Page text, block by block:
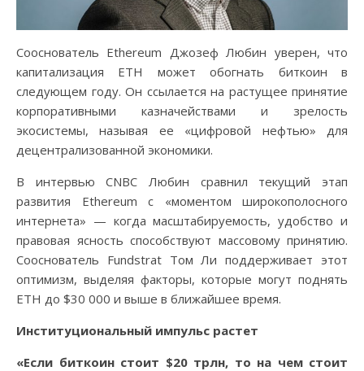
Сооснователь Ethereum Джозеф Любин уверен, что
капитализация ETH может обогнать биткоин в
следующем году. Он ссылается на растущее принятие
корпоративными казначействами и зрелость
экосистемы, называя ее «цифровой нефтью» для
децентрализованной экономики.
В интервью CNBC Любин сравнил текущий этап
развития Ethereum с «моментом широкополосного
интернета» — когда масштабируемость, удобство и
правовая ясность способствуют массовому принятию.
Сооснователь Fundstrat Том Ли поддерживает этот
оптимизм, выделяя факторы, которые могут поднять
ETH до $30 000 и выше в ближайшее время.
Институциональный импульс растет
«Если биткоин стоит $20 трлн, то на чем стоит